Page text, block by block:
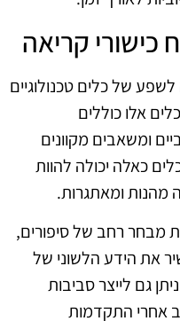
כישורי קריאה
לשפע של כלים טכנולוגיים
אלו כוללים
ומשאבים מקוונים
כאלה יכולה להוות
מהנות ומאתגרות.
מבחר רחב של סיפורים,
את הידע הלשוני של
גם לייצר סביבות
אחרי התקדמות